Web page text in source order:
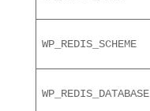
WP_REDIS_SCHEME
WP_REDIS_DATABASE